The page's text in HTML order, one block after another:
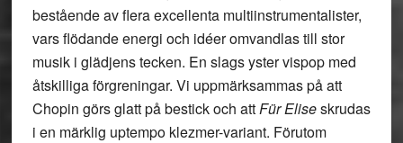
bestående av flera excellenta multiinstrumentalister,
vars flödande energi och idéer omvandlas till stor
musik i glädjens tecken. En slags yster vispop med
åtskilliga förgreningar. Vi uppmärksammas på att
Chopin görs glatt på bestick och attFür Eliseskrudas
i en märklig uptempo klezmer-variant. Förutom